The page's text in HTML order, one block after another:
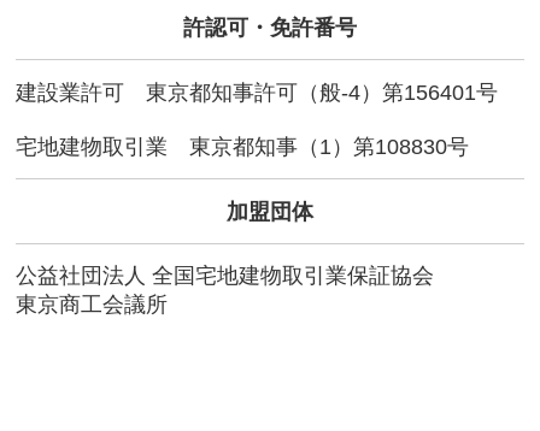
許認可・免許番号
建設業許可 東京都知事許可（般-4）第156401号
宅地建物取引業 東京都知事（1）第108830号
加盟団体
公益社団法人 全国宅地建物取引業保証協会
東京商工会議所